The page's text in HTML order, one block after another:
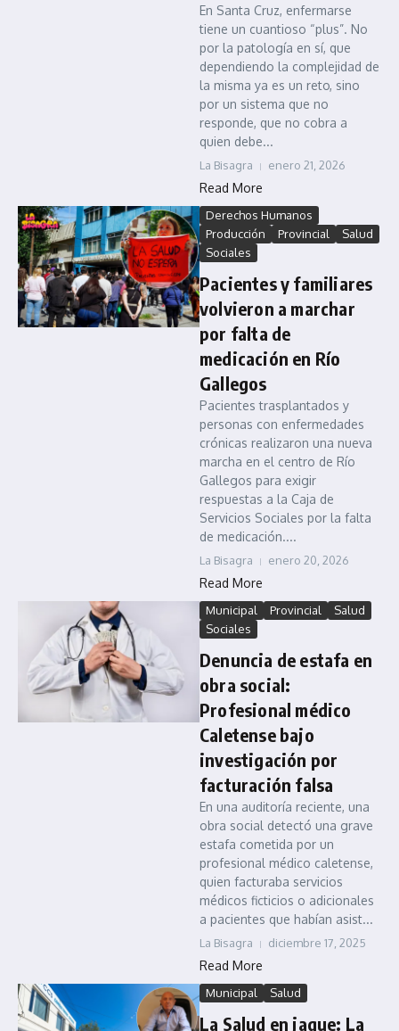
En Santa Cruz, enfermarse
tiene un cuantioso “plus”. No
por la patología en sí, que
dependiendo la complejidad de
la misma ya es un reto, sino
por un sistema que no
responde, que no cobra a
quien debe...
La Bisagra enero 21, 2026
Read More
Derechos Humanos
Producción
Provincial
Salud
Sociales
Pacientes y familiares
volvieron a marchar
por falta de
medicación en Río
Gallegos
Pacientes trasplantados y
personas con enfermedades
crónicas realizaron una nueva
marcha en el centro de Río
Gallegos para exigir
respuestas a la Caja de
Servicios Sociales por la falta
de medicación....
La Bisagra enero 20, 2026
Read More
Municipal Provincial
Salud
Sociales
Denuncia de estafa en
obra social:
Profesional médico
Caletense bajo
investigación por
facturación falsa
En una auditoría reciente, una
obra social detectó una grave
estafa cometida por un
profesional médico caletense,
quien facturaba servicios
médicos ficticios o adicionales
a pacientes que habían asist...
La Bisagra diciembre 17, 2025
Read More
Municipal Salud
La Salud en jaque: La